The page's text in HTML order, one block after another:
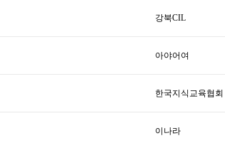
강북CIL
아야어여
한국지식교육협회
이나라